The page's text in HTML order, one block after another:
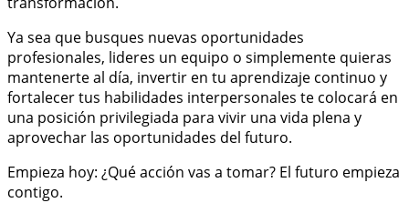
Ya sea que busques nuevas oportunidades
profesionales, lideres un equipo o simplemente quieras
mantenerte al día, invertir en tu aprendizaje continuo y
fortalecer tus habilidades interpersonales te colocará en
una posición privilegiada para vivir una vida plena y
aprovechar las oportunidades del futuro.
Empieza hoy: ¿Qué acción vas a tomar? El futuro empieza
contigo.